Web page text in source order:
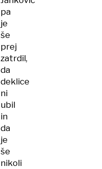
pa
je
še
prej
zatrdil,
da
deklice
ni
ubil
in
da
je
še
nikoli